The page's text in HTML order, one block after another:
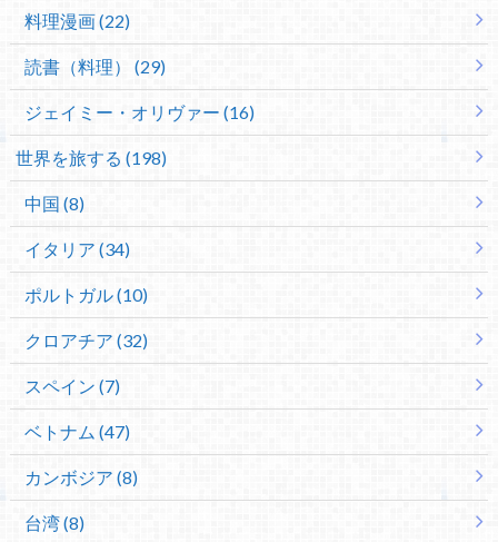
料理漫画 (22)
読書（料理） (29)
ジェイミー・オリヴァー (16)
世界を旅する (198)
中国 (8)
イタリア (34)
ポルトガル (10)
クロアチア (32)
スペイン (7)
ベトナム (47)
カンボジア (8)
台湾 (8)